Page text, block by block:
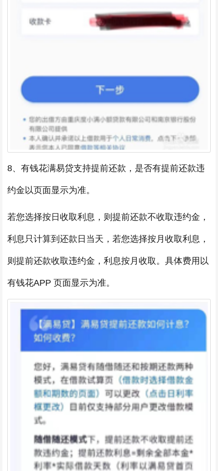
8、有钱花满易贷支持提前还款，是否有提前还款违
约金以页面显示为准。
若您选择按日收取利息，则提前还款不收取违约金，
利息只计算到还款日当天，若您选择按月收取利息，
则提前还款收取违约金，利息按月收取。具体费用以
有钱花APP 页面显示为准。